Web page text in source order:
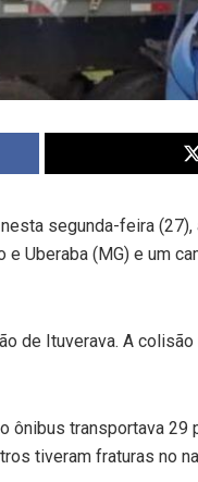
segunda-feira
Uberaba (MG) e um
de Ituverava. A
ônibus transportava
tiveram fraturas no